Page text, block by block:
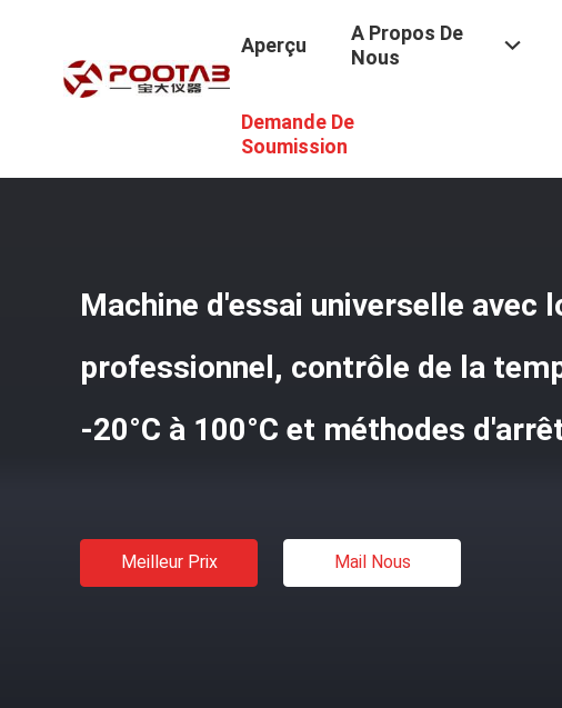
Aperçu
A Propos De
Nous
Demande De
Soumission
Machine D'essai Universelle
Machine d'essai universelle avec
professionnel, contrôle de la
-20°C à 100°C et méthodes
Meilleur Prix Mail Nous